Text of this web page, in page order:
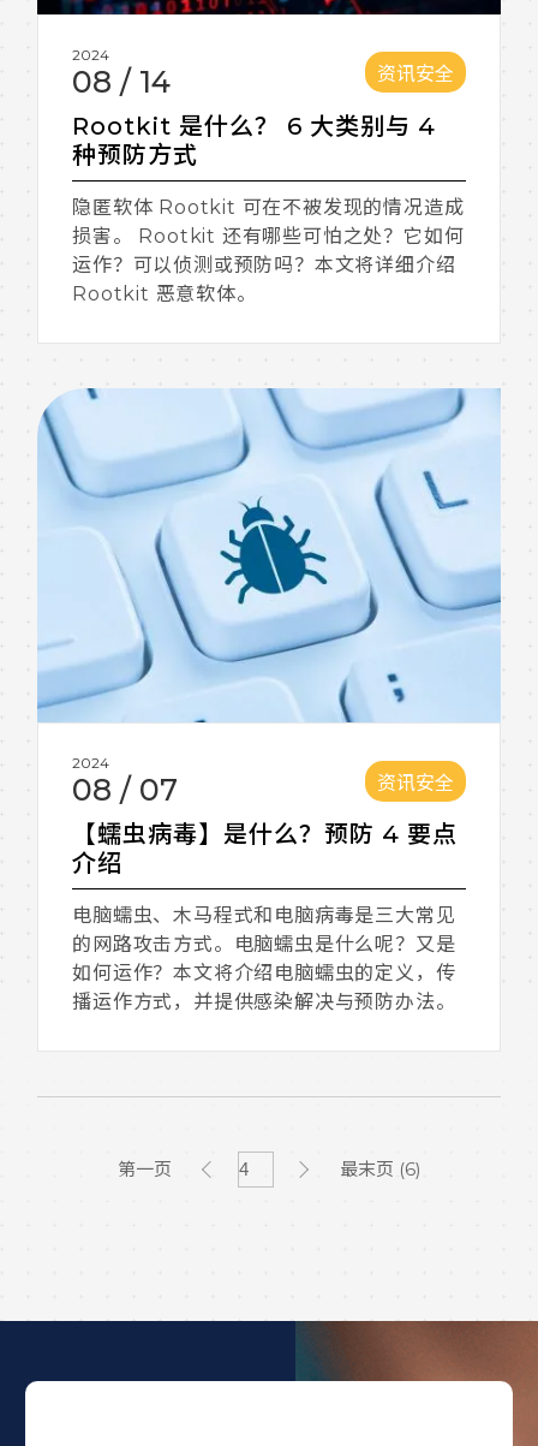
2024
08/ 14 资讯安全
Rootkit 是什么？ 6 大类别与 4
种预防方式
隐匿软体 Rootkit 可在不被发现的情况造成
损害。 Rootkit 还有哪些可怕之处？它如何
运作？可以侦测或预防吗？本文将详细介绍
Rootkit 恶意软体。
2024
08/ 07 资讯安全
【蠕虫病毒】是什么？预防 4 要点
介绍
电脑蠕虫、木马程式和电脑病毒是三大常见
的网路攻击方式。电脑蠕虫是什么呢？又是
如何运作？本文将介绍电脑蠕虫的定义，传
播运作方式，并提供感染解决与预防办法。
第一页 最末页 (6)